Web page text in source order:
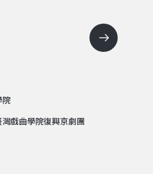
院
戲曲學院復興京劇團